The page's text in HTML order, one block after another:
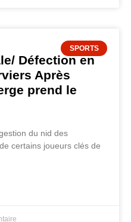
SPORTS
Défection en
Après
prend le
du nid des
certains joueurs clés de